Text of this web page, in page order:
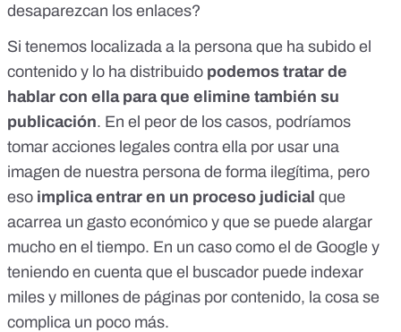
desaparezcan los enlaces?
Si tenemos localizada a la persona que ha subido el
contenido y lo ha distribuido podemos tratar de
hablar con ella para que elimine también su
publicación. En el peor de los casos, podríamos
tomar acciones legales contra ella por usar una
imagen de nuestra persona de forma ilegítima, pero
eso implica entrar en un proceso judicial que
acarrea un gasto económico y que se puede alargar
mucho en el tiempo. En un caso como el de Google y
teniendo en cuenta que el buscador puede indexar
miles y millones de páginas por contenido, la cosa se
complica un poco más.